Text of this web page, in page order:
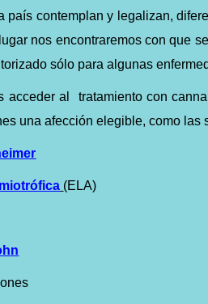
país contemplan y legalizan,
nos encontraremos con que
sólo para algunas
acceder al tratamiento con
una afección elegible, como las
(ELA)